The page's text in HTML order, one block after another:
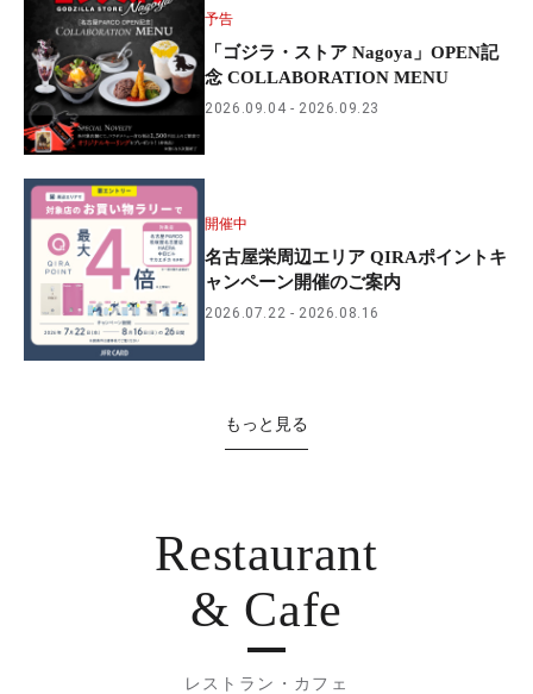
予告
「ゴジラ・ストア Nagoya」OPEN記
念 COLLABORATION MENU
2026.09.04 2026.09.23
開催中
名古屋栄周辺エリア QIRAポイントキ
ャンペーン開催のご案内
2026.07.22 2026.08.16
もっと見る
Restaurant
& Cafe
レストラン・カフェ